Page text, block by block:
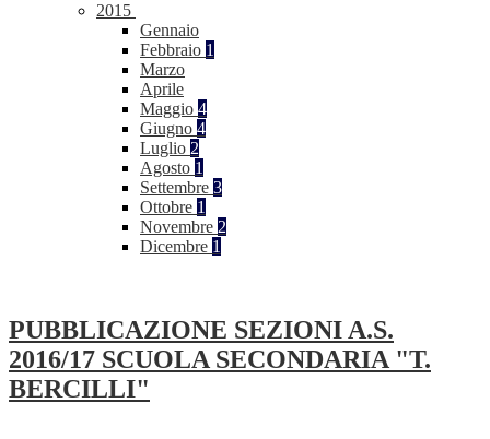
2015
Gennaio
Febbraio 1
Marzo
Aprile
Maggio 4
Giugno 4
Luglio 2
Agosto 1
Settembre 3
Ottobre 1
Novembre 2
Dicembre 1
PUBBLICAZIONE SEZIONI A.S.
2016/17 SCUOLA SECONDARIA "T.
BERCILLI"